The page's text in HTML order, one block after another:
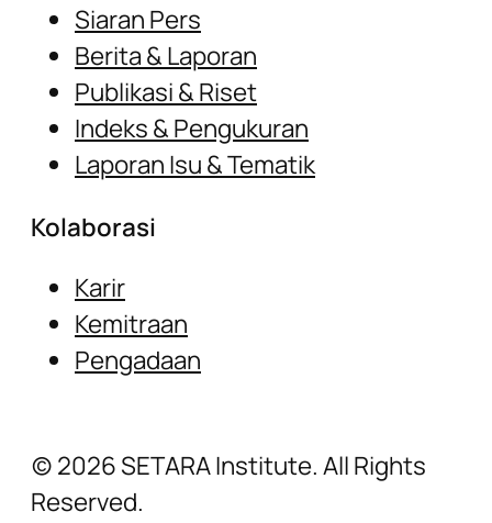
Siaran Pers
Berita & Laporan
Publikasi & Riset
Indeks & Pengukuran
Laporan Isu & Tematik
Kolaborasi
Karir
Kemitraan
Pengadaan
(c) 2026 SETARA Institute. All Rights
Reserved.